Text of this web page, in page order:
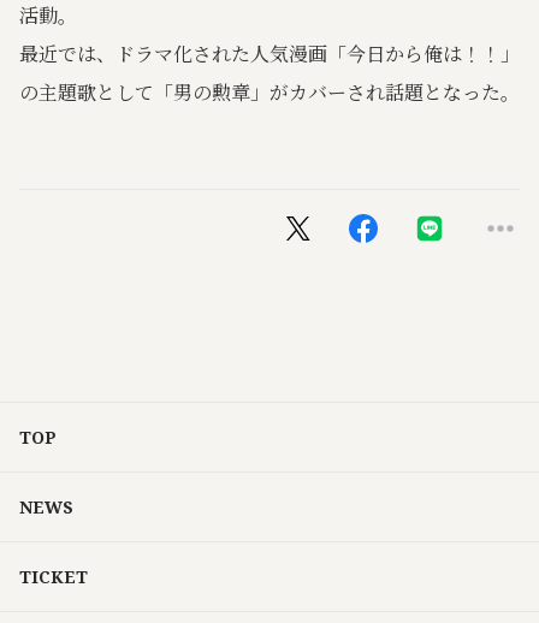
活動。
最近では、ドラマ化された人気漫画「今日から俺は！！」
の主題歌として「男の勲章」がカバーされ話題となった。
TOP
NEWS
TICKET